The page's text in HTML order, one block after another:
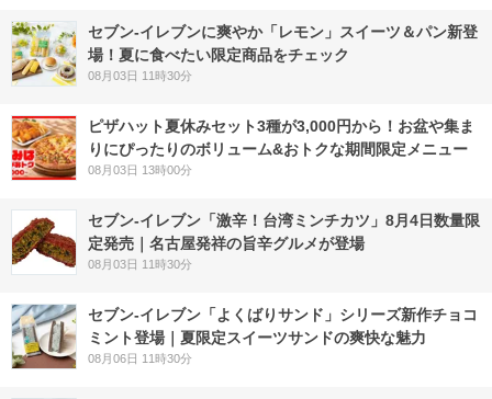
セブン‐イレブンに爽やか「レモン」スイーツ＆パン新登
場！夏に食べたい限定商品をチェック
08月03日 11時30分
ピザハット夏休みセット3種が3,000円から！お盆や集ま
りにぴったりのボリューム&おトクな期間限定メニュー
08月03日 13時00分
セブン-イレブン「激辛！台湾ミンチカツ」8月4日数量限
定発売｜名古屋発祥の旨辛グルメが登場
08月03日 11時30分
セブン‐イレブン「よくばりサンド」シリーズ新作チョコ
ミント登場｜夏限定スイーツサンドの爽快な魅力
08月06日 11時30分